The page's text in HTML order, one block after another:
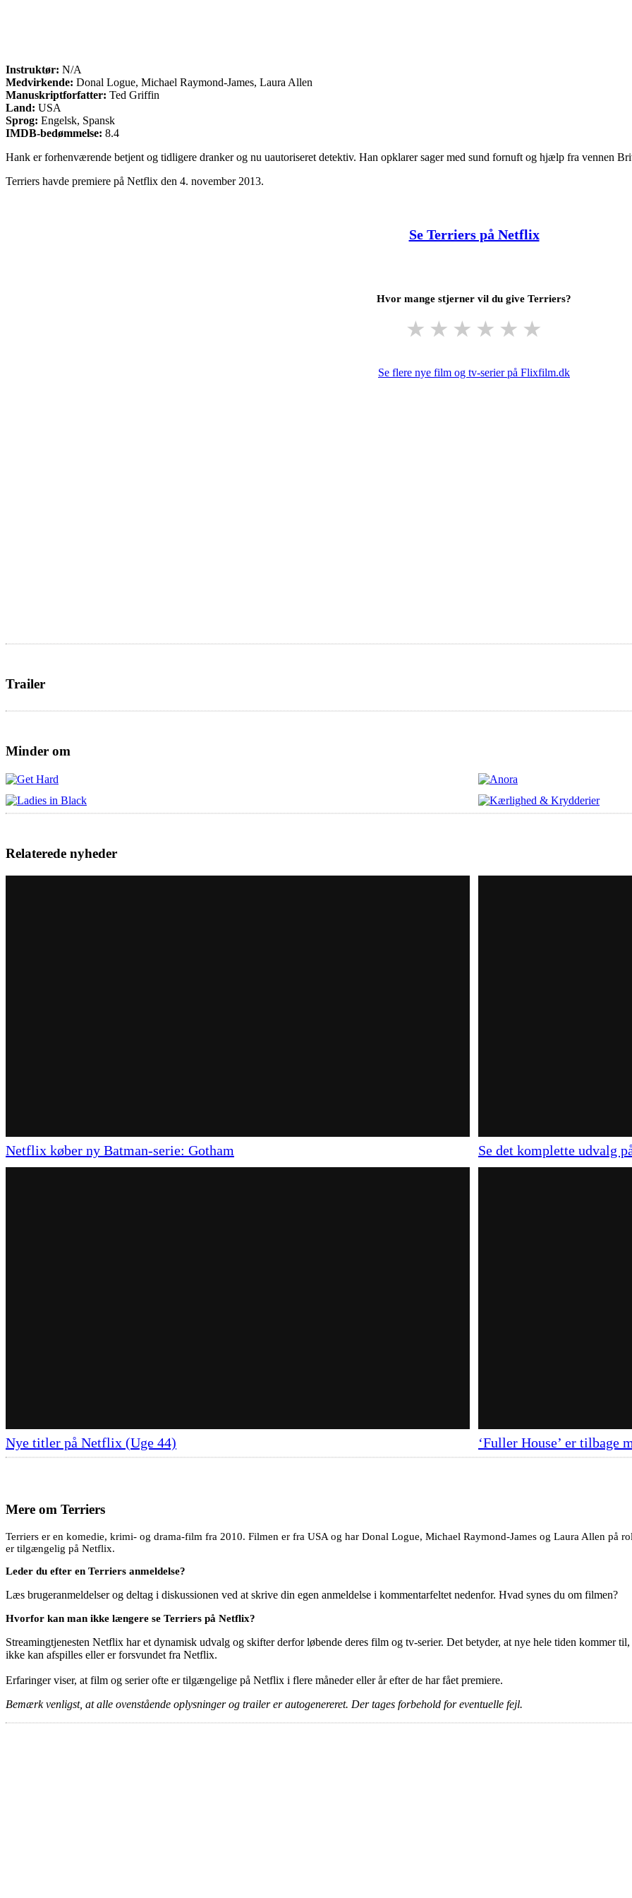
Instruktør: N/A
Medvirkende: Donal Logue, Michael Raymond-James, Laura Allen
Manuskriptforfatter: Ted Griffin
Land: USA
Sprog: Engelsk, Spansk
IMDB-bedømmelse: 8.4
Hank er forhenværende betjent og tidligere dranker og nu uautoriseret detektiv. Han opklarer sager med sund fornuft og hjælp fra vennen
Terriers havde premiere på Netflix den 4. november 2013.
Se Terriers på Netflix
Hvor mange stjerner vil du give Terriers?
★ ★ ★ ★ ★ ★
Se flere nye film og tv-serier på Flixfilm.dk
Trailer
Minder om
Relaterede nyheder
Netflix køber ny Batman-serie: Gotham Se det komplette udvalg
Nye titler på Netflix (Uge 44) ‘Fuller House’ er tilbage
Mere om Terriers
Terriers er en komedie, krimi- og drama-film fra 2010. Filmen er fra USA og har Donal Logue, Michael Raymond-James og Laura Allen på
er tilgængelig på Netflix.
Leder du efter en Terriers anmeldelse?
Læs brugeranmeldelser og deltag i diskussionen ved at skrive din egen anmeldelse i kommentarfeltet nedenfor. Hvad synes du om filmen?
Hvorfor kan man ikke længere se Terriers på Netflix?
Streamingtjenesten Netflix har et dynamisk udvalg og skifter derfor løbende deres film og tv-serier. Det betyder, at nye hele tiden kommer
ikke kan afspilles eller er forsvundet fra Netflix.
Erfaringer viser, at film og serier ofte er tilgængelige på Netflix i flere måneder eller år efter de har fået premiere.
Bemærk venligst, at alle ovenstående oplysninger og trailer er autogenereret. Der tages forbehold for eventuelle fejl.